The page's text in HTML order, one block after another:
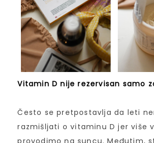
Vitamin D nije rezervisan samo
Često se pretpostavlja da leti
razmišljati o vitaminu D jer više
provodimo na suncu. Međutim,